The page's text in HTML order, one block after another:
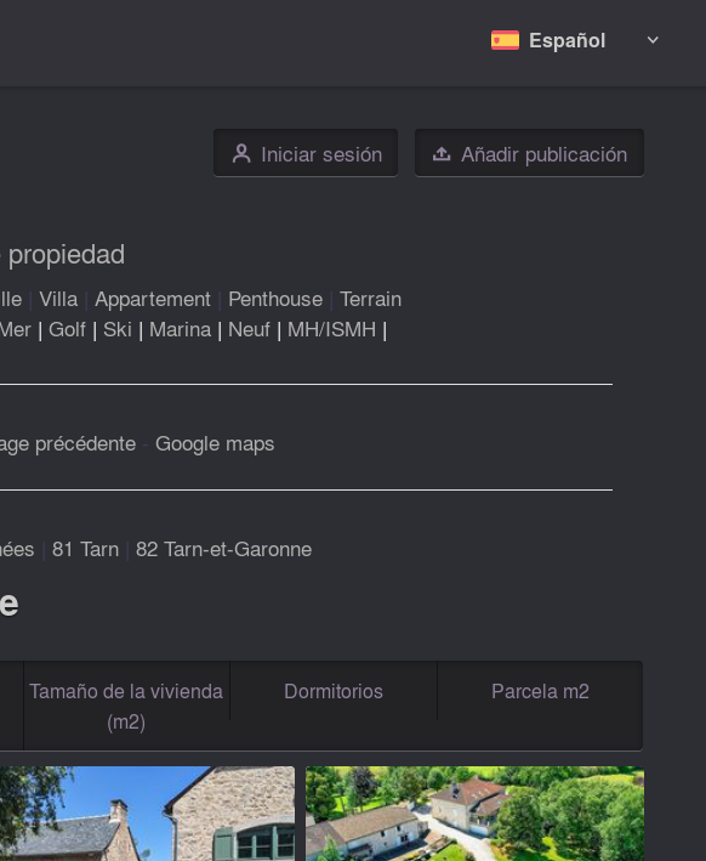
Español 
👤 Iniciar sesión  Añadir publicación
| Villa | Appartement | Penthouse | Terrain
| Golf | Ski | Marina | Neuf | MH/ISMH |
précédente - Google maps
| 81 Tarn| 82 Tarn-et-Garonne
Tamaño de la vivienda
(m2)
Dormitorios Parcela m2